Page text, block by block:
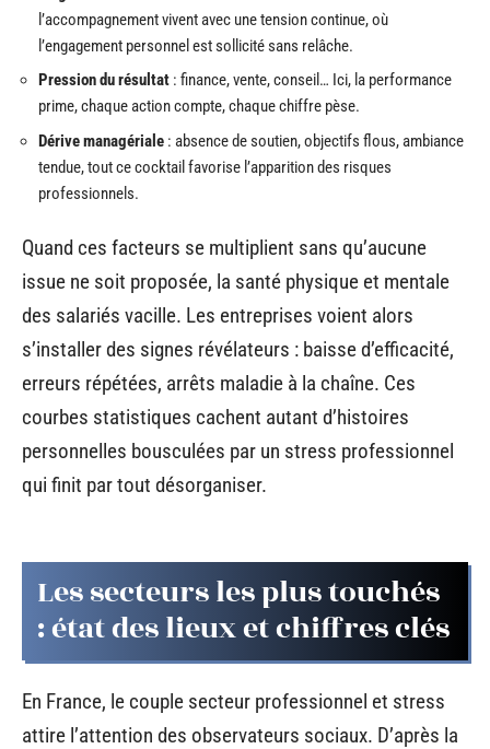
l’accompagnement vivent avec une tension continue, où
l’engagement personnel est sollicité sans relâche.
Pression du résultat : finance, vente, conseil… Ici, la performance
prime, chaque action compte, chaque chiffre pèse.
Dérive managériale : absence de soutien, objectifs flous, ambiance
tendue, tout ce cocktail favorise l’apparition des risques
professionnels.
Quand ces facteurs se multiplient sans qu’aucune
issue ne soit proposée, la santé physique et mentale
des salariés vacille. Les entreprises voient alors
s’installer des signes révélateurs : baisse d’efficacité,
erreurs répétées, arrêts maladie à la chaîne. Ces
courbes statistiques cachent autant d’histoires
personnelles bousculées par un stress professionnel
qui finit par tout désorganiser.
Les secteurs les plus touchés
: état des lieux et chiffres clés
En France, le couple secteur professionnel et stress
attire l’attention des observateurs sociaux. D’après la